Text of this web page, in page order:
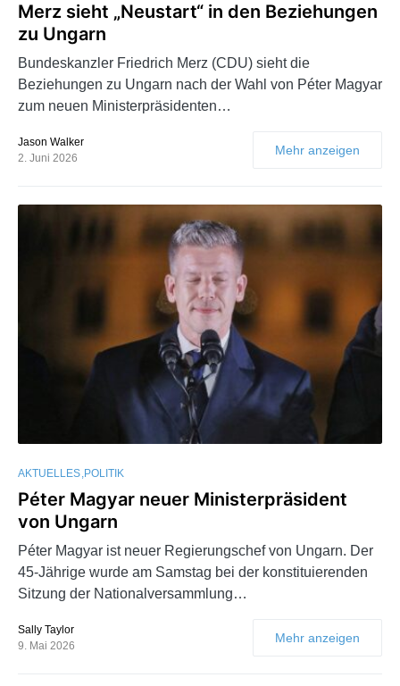
Merz sieht „Neustart“ in den Beziehungen
zu Ungarn
Bundeskanzler Friedrich Merz (CDU) sieht die
Beziehungen zu Ungarn nach der Wahl von Péter Magyar
zum neuen Ministerpräsidenten…
Jason Walker
2. Juni 2026
Mehr anzeigen
AKTUELLES POLITIK
Péter Magyar neuer Ministerpräsident
von Ungarn
Péter Magyar ist neuer Regierungschef von Ungarn. Der
45-Jährige wurde am Samstag bei der konstituierenden
Sitzung der Nationalversammlung…
Sally Taylor
9. Mai 2026
Mehr anzeigen